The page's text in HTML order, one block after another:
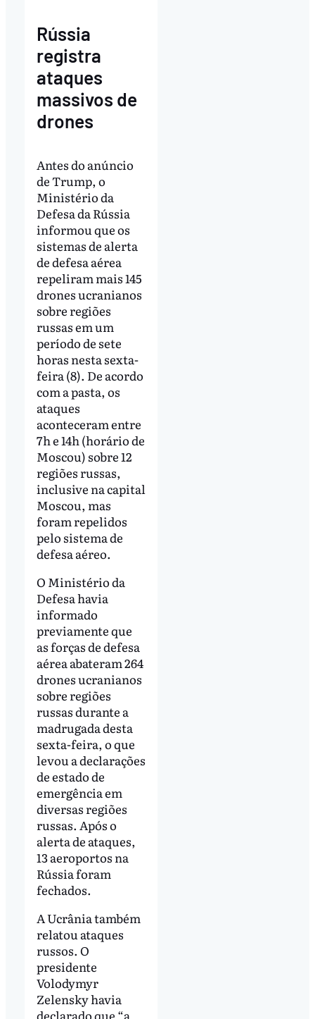
Rússia
registra
ataques
massivos de
drones
Antes do anúncio
de Trump, o
Ministério da
Defesa da Rússia
informou que os
sistemas de alerta
de defesa aérea
repeliram mais 145
drones ucranianos
sobre regiões
russas em um
período de sete
horas nesta sexta-
feira (8). De acordo
com a pasta, os
ataques
aconteceram entre
7h e 14h (horário de
Moscou) sobre 12
regiões russas,
inclusive na capital
Moscou, mas
foram repelidos
pelo sistema de
defesa aéreo.
O Ministério da
Defesa havia
informado
previamente que
as forças de defesa
aérea abateram 264
drones ucranianos
sobre regiões
russas durante a
madrugada desta
sexta-feira, o que
levou a declarações
de estado de
emergência em
diversas regiões
russas. Após o
alerta de ataques,
13 aeroportos na
Rússia foram
fechados.
A Ucrânia também
relatou ataques
russos. O
presidente
Volodymyr
Zelensky havia
declarado que “a